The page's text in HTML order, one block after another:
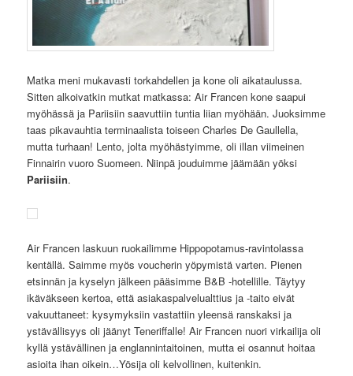
Matka meni mukavasti torkahdellen ja kone oli aikataulussa.
Sitten alkoivatkin mutkat matkassa: Air Francen kone saapui
myöhässä ja Pariisiin saavuttiin tuntia liian myöhään. Juoksimme
taas pikavauhtia terminaalista toiseen Charles De Gaullella,
mutta turhaan! Lento, jolta myöhästyimme, oli illan viimeinen
Finnairin vuoro Suomeen. Niinpä jouduimme jäämään yöksi
Pariisiin.
Air Francen laskuun ruokailimme Hippopotamus-ravintolassa
kentällä. Saimme myös voucherin yöpymistä varten. Pienen
etsinnän ja kyselyn jälkeen pääsimme B&B -hotellille. Täytyy
ikäväkseen kertoa, että asiakaspalvelualttius ja -taito eivät
vakuuttaneet: kysymyksiin vastattiin yleensä ranskaksi ja
ystävällisyys oli jäänyt Teneriffalle! Air Francen nuori virkailija oli
kyllä ystävällinen ja englannintaitoinen, mutta ei osannut hoitaa
asioita ihan oikein…Yösija oli kelvollinen, kuitenkin.